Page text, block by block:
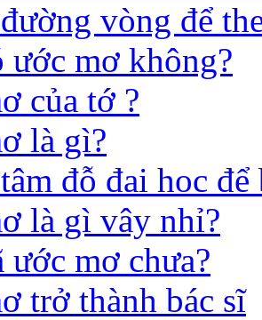
vòng để
ước mơ không?
của tớ ?
là gì?
đỗ đai hoc
là gì vây nhỉ?
ước mơ chưa?
trở thành bác sĩ